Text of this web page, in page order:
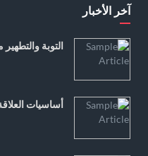
آخر الأخبار
التوبة
أساسيات